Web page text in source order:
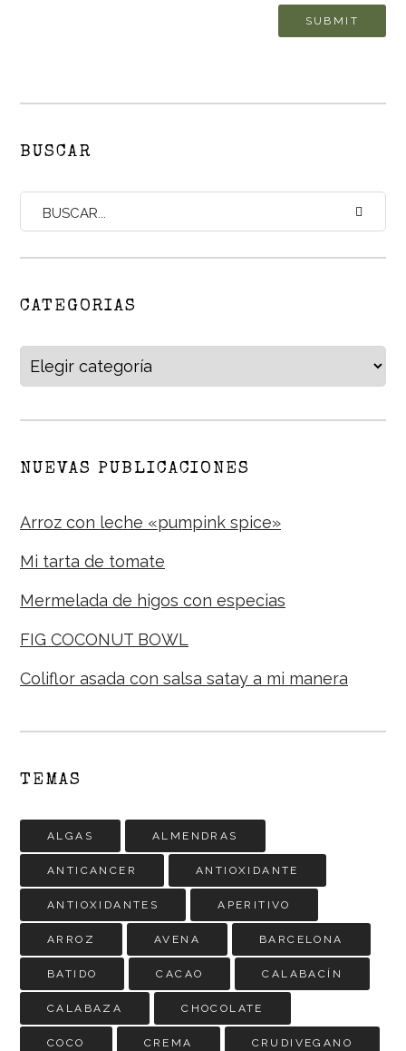
BUSCAR
CATEGORIAS
Categorias
NUEVAS PUBLICACIONES
Arroz con leche «pumpink spice»
Mi tarta de tomate
Mermelada de higos con especias
FIG COCONUT BOWL
Coliflor asada con salsa satay a mi manera
TEMAS
ALGAS ALMENDRAS
ANTICANCER ANTIOXIDANTE
ANTIOXIDANTES APERITIVO
ARROZ AVENA BARCELONA
BATIDO CACAO CALABACÍN
CALABAZA CHOCOLATE
COCO CREMA CRUDIVEGANO